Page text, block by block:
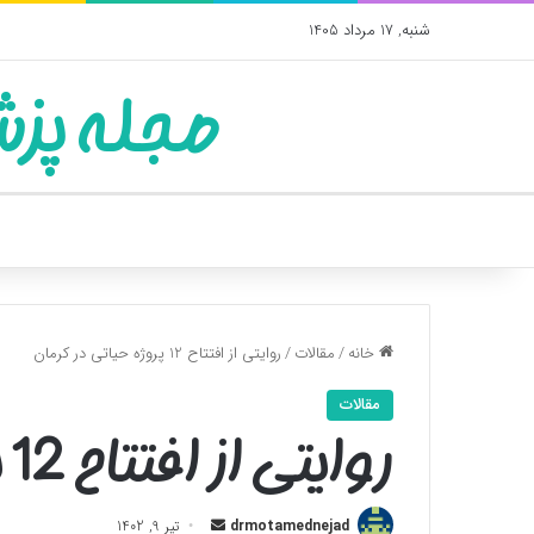
شنبه, 17 مرداد 1405
مجله
خانه/مقالات/روایتی از افتتاح 12 پروژه حیاتی در کرمان
مقالات
روایتی از افتتاح 12 پروژه حیاتی در کرمان
drmotamednejad
ارسال تیر 9, 1402